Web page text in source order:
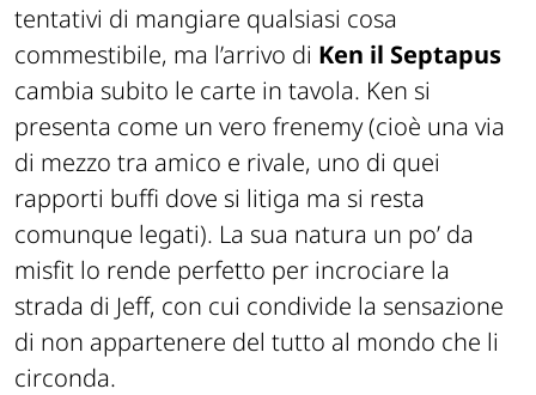
tentativi di mangiare qualsiasi cosa
commestibile, ma l’arrivo di Ken il Septapus
cambia subito le carte in tavola. Ken si
presenta come un vero frenemy(cioè una via
di mezzo tra amico e rivale, uno di quei
rapporti buffi dove si litiga ma si resta
comunque legati). La sua natura un po’ da
misfit lo rende perfetto per incrociare la
strada di Jeff, con cui condivide la sensazione
di non appartenere del tutto al mondo che li
circonda.